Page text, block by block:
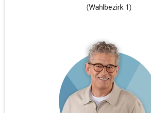
(Wahlbezirk 1)